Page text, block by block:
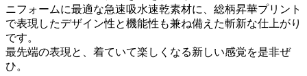
ニフォームに最適な急速吸水速乾素材に、総柄昇華プリント
で表現したデザイン性と機能性も兼ね備えた斬新な仕上がり
です。
最先端の表現と、着ていて楽しくなる新しい感覚を是非ぜ
ひ。